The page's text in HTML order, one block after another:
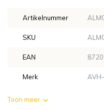
Artikelnummer
SKU
EAN
Merk
Toon meer